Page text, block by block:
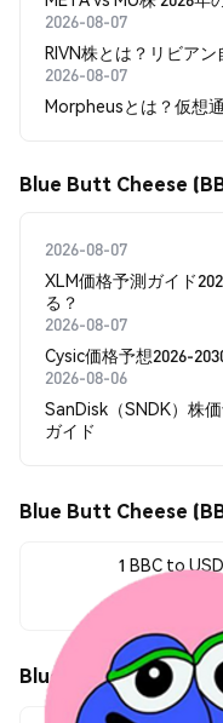
2026-08-07
RIVN株とは？リビア
2026-08-07
Morpheusとは？仮想
Blue Butt Cheese
2026-08-07
XLM価格予測ガイド
る？
2026-08-07
Cysic価格予想2026-
2026-08-06
SanDisk（SNDK）株
ガイド
Blue Butt Cheese
1 BBC to USD
Blue Butt Cheese